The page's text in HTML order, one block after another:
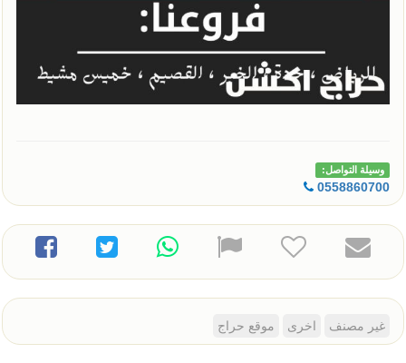
وسيلة التواصل:
0558860700
غير مصنف اخرى موقع حراج